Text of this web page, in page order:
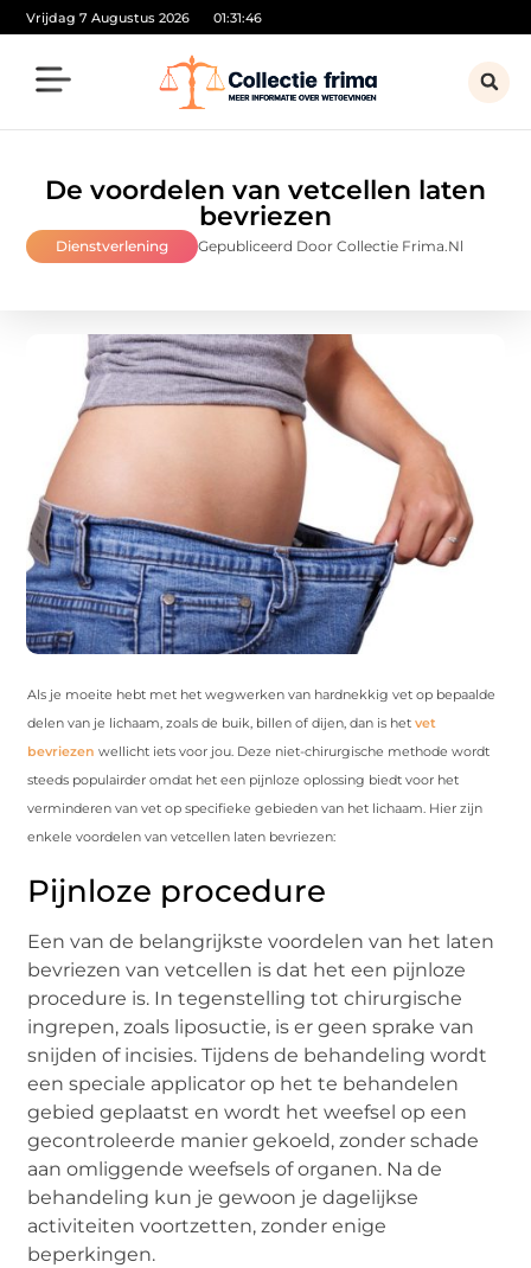
Vrijdag 7 Augustus 2026 01:31:47
De voordelen van vetcellen laten
bevriezen
Dienstverlening Gepubliceerd Door Collectie Frima.nl
Als je moeite hebt met het wegwerken van hardnekkig vet op bepaalde
delen van je lichaam, zoals de buik, billen of dijen, dan is hetvet
bevriezen wellicht iets voor jou. Deze niet-chirurgische methode wordt
steeds populairder omdat het een pijnloze oplossing biedt voor het
verminderen van vet op specifieke gebieden van het lichaam. Hier zijn
enkele voordelen van vetcellen laten bevriezen:
Pijnloze procedure
Een van de belangrijkste voordelen van het laten
bevriezen van vetcellen is dat het een pijnloze
procedure is. In tegenstelling tot chirurgische
ingrepen, zoals liposuctie, is er geen sprake van
snijden of incisies. Tijdens de behandeling wordt
een speciale applicator op het te behandelen
gebied geplaatst en wordt het weefsel op een
gecontroleerde manier gekoeld, zonder schade
aan omliggende weefsels of organen. Na de
behandeling kun je gewoon je dagelijkse
activiteiten voortzetten, zonder enige
beperkingen.